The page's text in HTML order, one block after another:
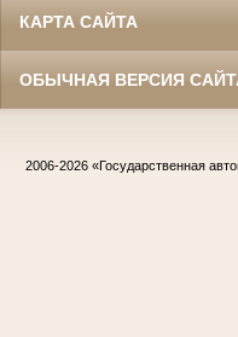
КАРТА САЙТА
ОБЫЧНАЯ ВЕРСИЯ
2006-2026 «Государственная